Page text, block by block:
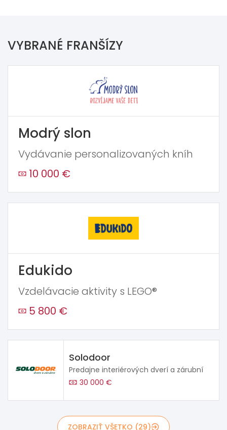
VYBRANÉ FRANŠÍZY
Modrý slon
Vydávanie personalizovaných kníh
10 000 €
Edukido
Vzdelávacie aktivity s LEGO®
5 800 €
Solodoor
Predajne interiérových dverí a zárubní
30 000 €
ZOBRAZIŤ VŠETKO (29)